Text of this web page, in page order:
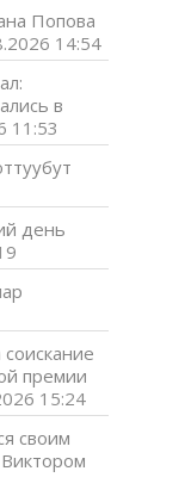
Попова
14:54
в
11:53
день
премии
15:24
своим